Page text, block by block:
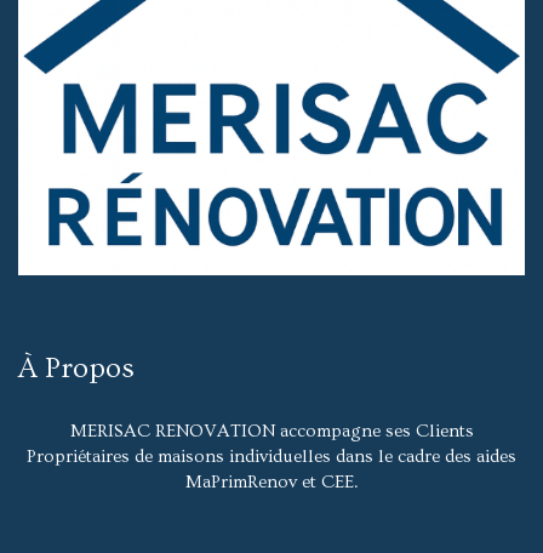
À Propos
MERISAC RENOVATION accompagne ses Clients
Propriétaires de maisons individuelles dans le cadre des aides
MaPrimRenov et CEE.